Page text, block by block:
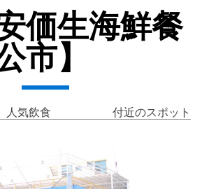
中文版
価生海鮮餐
市】
人気飲食 付近のスポット